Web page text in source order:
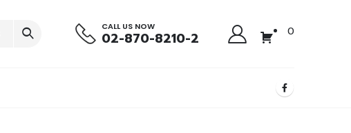
CALL US NOW
02-870-8210-2 0